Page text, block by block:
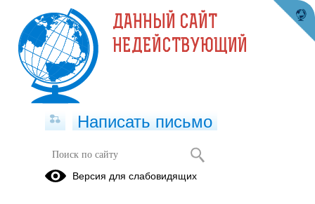
Методические разработки
ДАННЫЙ САЙТ
НЕДЕЙСТВУЮЩИЙ
Написать письмо
Версия для слабовидящих